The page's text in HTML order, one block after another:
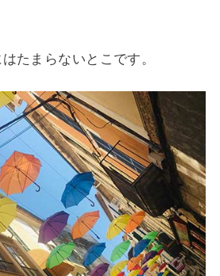
たまらないとこです。